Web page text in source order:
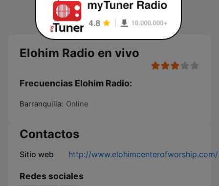
Elohim Radio en vivo
Frecuencias Elohim Radio:
Barranquilla: Online
Contactos
Sitio web http://www.elohimcenterofworship.com/
Redes sociales